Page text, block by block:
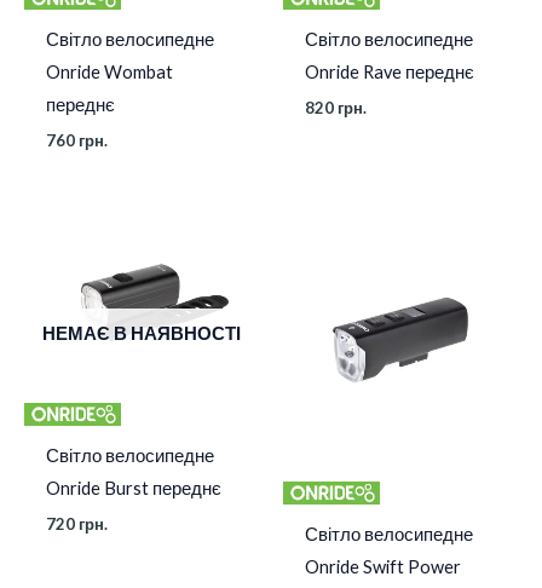
Світло велосипедне
Onride Wombat
переднє
760 грн.
Світло велосипедне
Onride Rave переднє
820 грн.
НЕМАЄ В НАЯВНОСТІ
Світло велосипедне
Onride Burst переднє
720 грн.
Світло велосипедне
Onride Swift Power